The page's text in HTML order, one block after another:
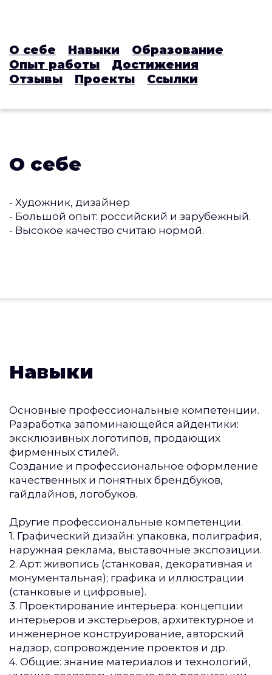
О себе Навыки
Образование
Опыт работы
Достижения
Отзывы
Проекты Ссылки
О себе
- Художник, дизайнер
- Большой опыт: российский и зарубежный.
- Высокое качество считаю нормой.
Навыки
Основные профессиональные компетенции.
Разработка запоминающейся айдентики:
эксклюзивных логотипов, продающих
фирменных стилей.
Создание и профессиональноe оформление
качественных и понятных брендбуков,
гайдлайнов, логобуков.
Другие профессиональные компетенции.
1. Графический дизайн: упаковка, полиграфия,
наружная реклама, выставочные экспозиции.
2. Арт: живопись (станковая, декоративная и
монументальная); графика и иллюстрации
(станковые и цифровые).
3. Проектирование интерьера: концепции
интерьеров и экстерьеров, архитектурное и
инженерное конструирование, авторский
надзор, сопровождение проектов и др.
4. Общие: знание материалов и технологий,